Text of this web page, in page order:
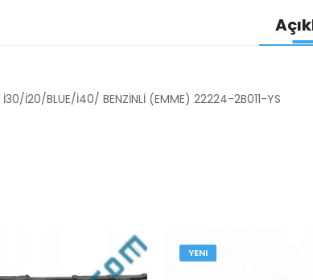
İ30/İ20/BLUE/İ40/ BENZİNLİ (EMME) 22224-2B011-YS
YENI